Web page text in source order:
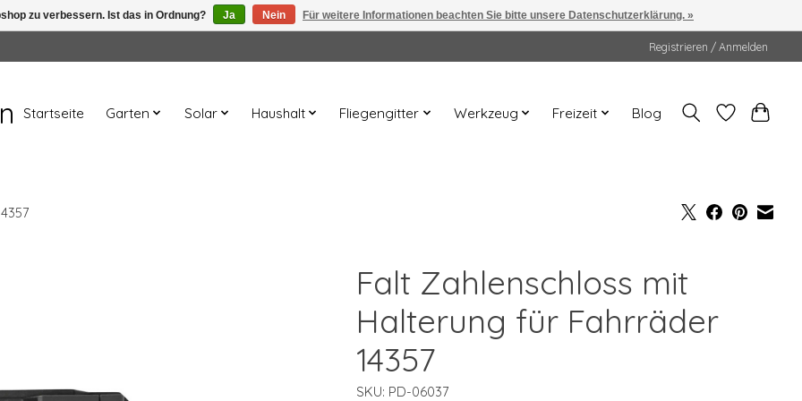
Registrieren / Anmelden
Startseite Garten Solar Haushalt Fliegengitter Werkzeug Freizeit Blog
Falt Zahlenschloss mit
Halterung für Fahrräder
14357
SKU: PD-06037
zu verbessern. Ist das in Ordnung? Ja Nein Für weitere Informationen beachten Sie bitte unsere Datenschutzerklärung. »